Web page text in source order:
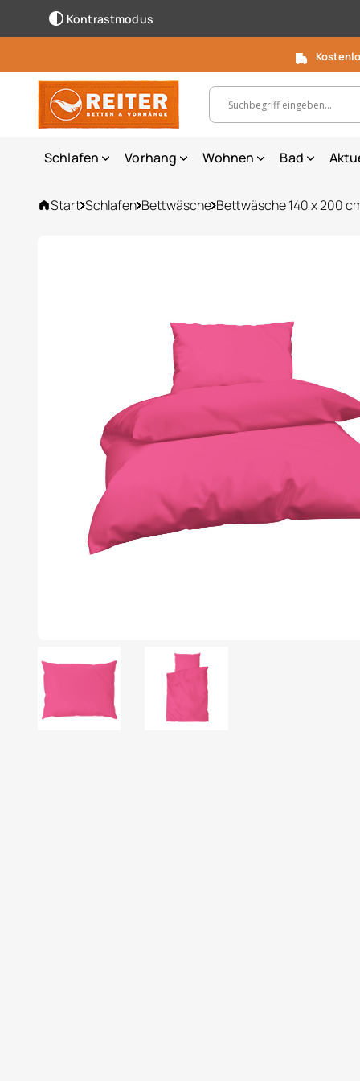
Kontrastmodus
Suchbegriff, Artikelnummer ...
Schlafen Vorhang Wohnen Bad
Start Schlafen Bettwäsche Bettwäsche 140 x 200